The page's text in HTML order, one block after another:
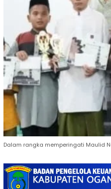
Dalam rangka memperingati Maulid